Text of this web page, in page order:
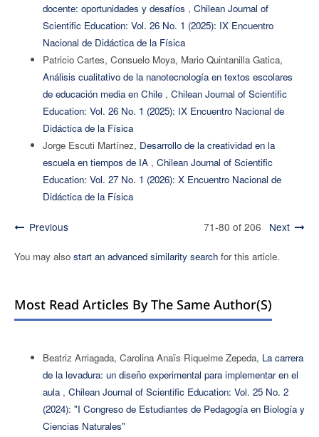
docente: oportunidades y desafíos , Chilean Journal of
Scientific Education: Vol. 26 No. 1 (2025): IX Encuentro
Nacional de Didáctica de la Física
Patricio Cartes, Consuelo Moya, Mario Quintanilla Gatica,
Análisis cualitativo de la nanotecnología en textos escolares
de educación media en Chile , Chilean Journal of Scientific
Education: Vol. 26 No. 1 (2025): IX Encuentro Nacional de
Didáctica de la Física
Jorge Escuti Martínez, Desarrollo de la creatividad en la
escuela en tiempos de IA , Chilean Journal of Scientific
Education: Vol. 27 No. 1 (2026): X Encuentro Nacional de
Didáctica de la Física
Previous 71-80 of 206 Next
You may also start an advanced similarity searchfor this article.
Most Read Articles By The Same Author(s)
Beatriz Arriagada, Carolina Anaïs Riquelme Zepeda, La carrera
de la levadura: un diseño experimental para implementar en el
aula , Chilean Journal of Scientific Education: Vol. 25 No. 2
(2024): "I Congreso de Estudiantes de Pedagogía en Biología y
Ciencias Naturales"